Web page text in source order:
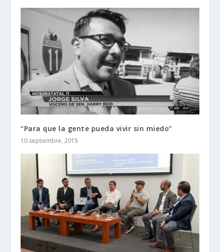
“Para que la gente pueda vivir sin miedo”
10 septiembre, 2015